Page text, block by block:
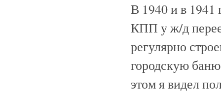
В 1940 и в 1941
КПП у ж/д
регулярно
городскую
этом я видел